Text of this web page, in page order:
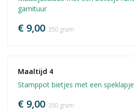
garnituur
€ 9,00 350 gram
Maaltijd 4
Stamppot bietjes met een speklapje
€ 9,00 350 gram